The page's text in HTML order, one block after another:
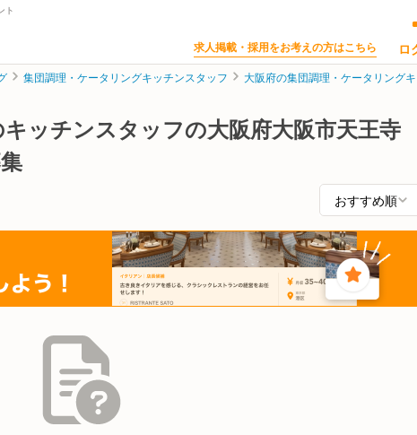
ト
求人掲載・採用をお考えの方はこちら ロ
集団調理・ケータリングキッチンスタッフ 大阪府の集団調理・ケータリング
ッチンスタッフの大阪府大阪市天王寺